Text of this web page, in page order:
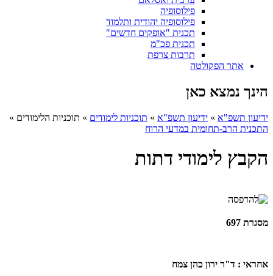
פילוסופיה
פילוסופיה יהודית ותלמוד
תכנית "אופקים חדשים"
תכנית פכ"מ
תרבות צרפת
אתר הפקולטה
הינך נמצא כאן
ידיעון תשפ"א » ידיעון תשפ"א » תוכניות לימודים » תוכניות הלימודים »
התכנית הרב-תחומית במדעי הרוח
הקבץ לימודי דתות
מסגרת 697
אחראי : ד"ר ירון כהן צמח